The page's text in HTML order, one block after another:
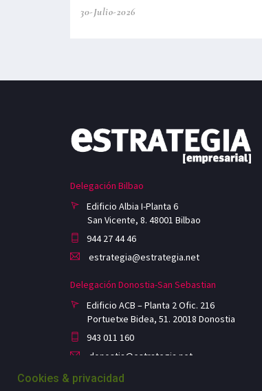
30-Julio-2026
Delegación Bilbao
Edificio Albia I-Planta 6
San Vicente, 8. 48001 Bilbao
944 27 44 46
estrategia@estrategia.net
Delegación Donostia-San Sebastian
Edificio ACB – Planta 2 Ofic. 216
Portuetxe Bidea, 51. 20018 Donostia
943 011 160
donostia@estrategia.net
Cookies & privacidad